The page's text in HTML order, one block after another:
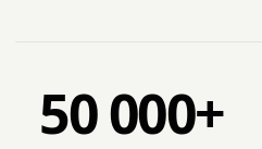
50 000+